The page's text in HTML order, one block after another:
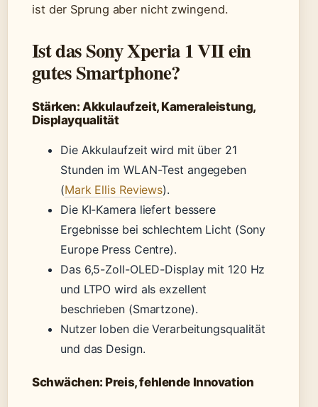
ist der Sprung aber nicht zwingend.
Ist das Sony Xperia 1 VII ein
gutes Smartphone?
Stärken: Akkulaufzeit, Kameraleistung,
Displayqualität
Die Akkulaufzeit wird mit über 21
Stunden im WLAN-Test angegeben
(Mark Ellis Reviews).
Die KI-Kamera liefert bessere
Ergebnisse bei schlechtem Licht (Sony
Europe Press Centre).
Das 6,5-Zoll-OLED-Display mit 120 Hz
und LTPO wird als exzellent
beschrieben (Smartzone).
Nutzer loben die Verarbeitungsqualität
und das Design.
Schwächen: Preis, fehlende Innovation